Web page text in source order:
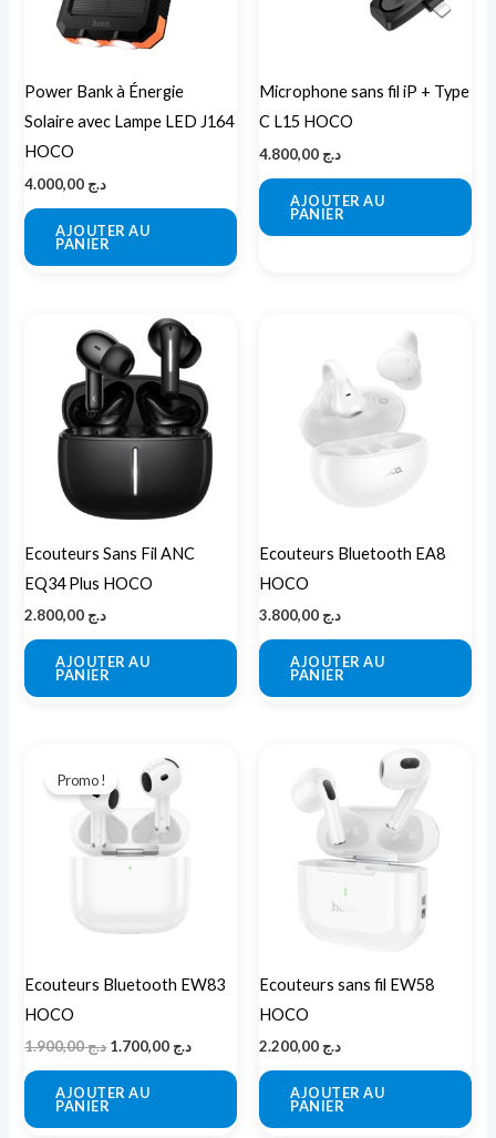
Power Bank à Énergie
Solaire avec Lampe LED J164
HOCO
د.ج
AJOUTER AU
PANIER
Microphone sans fil iP + Type
C L15 HOCO
د.ج
AJOUTER AU
PANIER
Ecouteurs Sans Fil ANC
EQ34 Plus HOCO
د.ج
AJOUTER AU
PANIER
Ecouteurs Bluetooth EA8
HOCO
د.ج
AJOUTER AU
PANIER
Promo !
Ecouteurs Bluetooth EW83
HOCO
د.ج1.900,00
initial
était :
د.ج
AJOUTER AU
PANIER
Ecouteurs sans fil EW58
HOCO
د.ج
AJOUTER AU
PANIER